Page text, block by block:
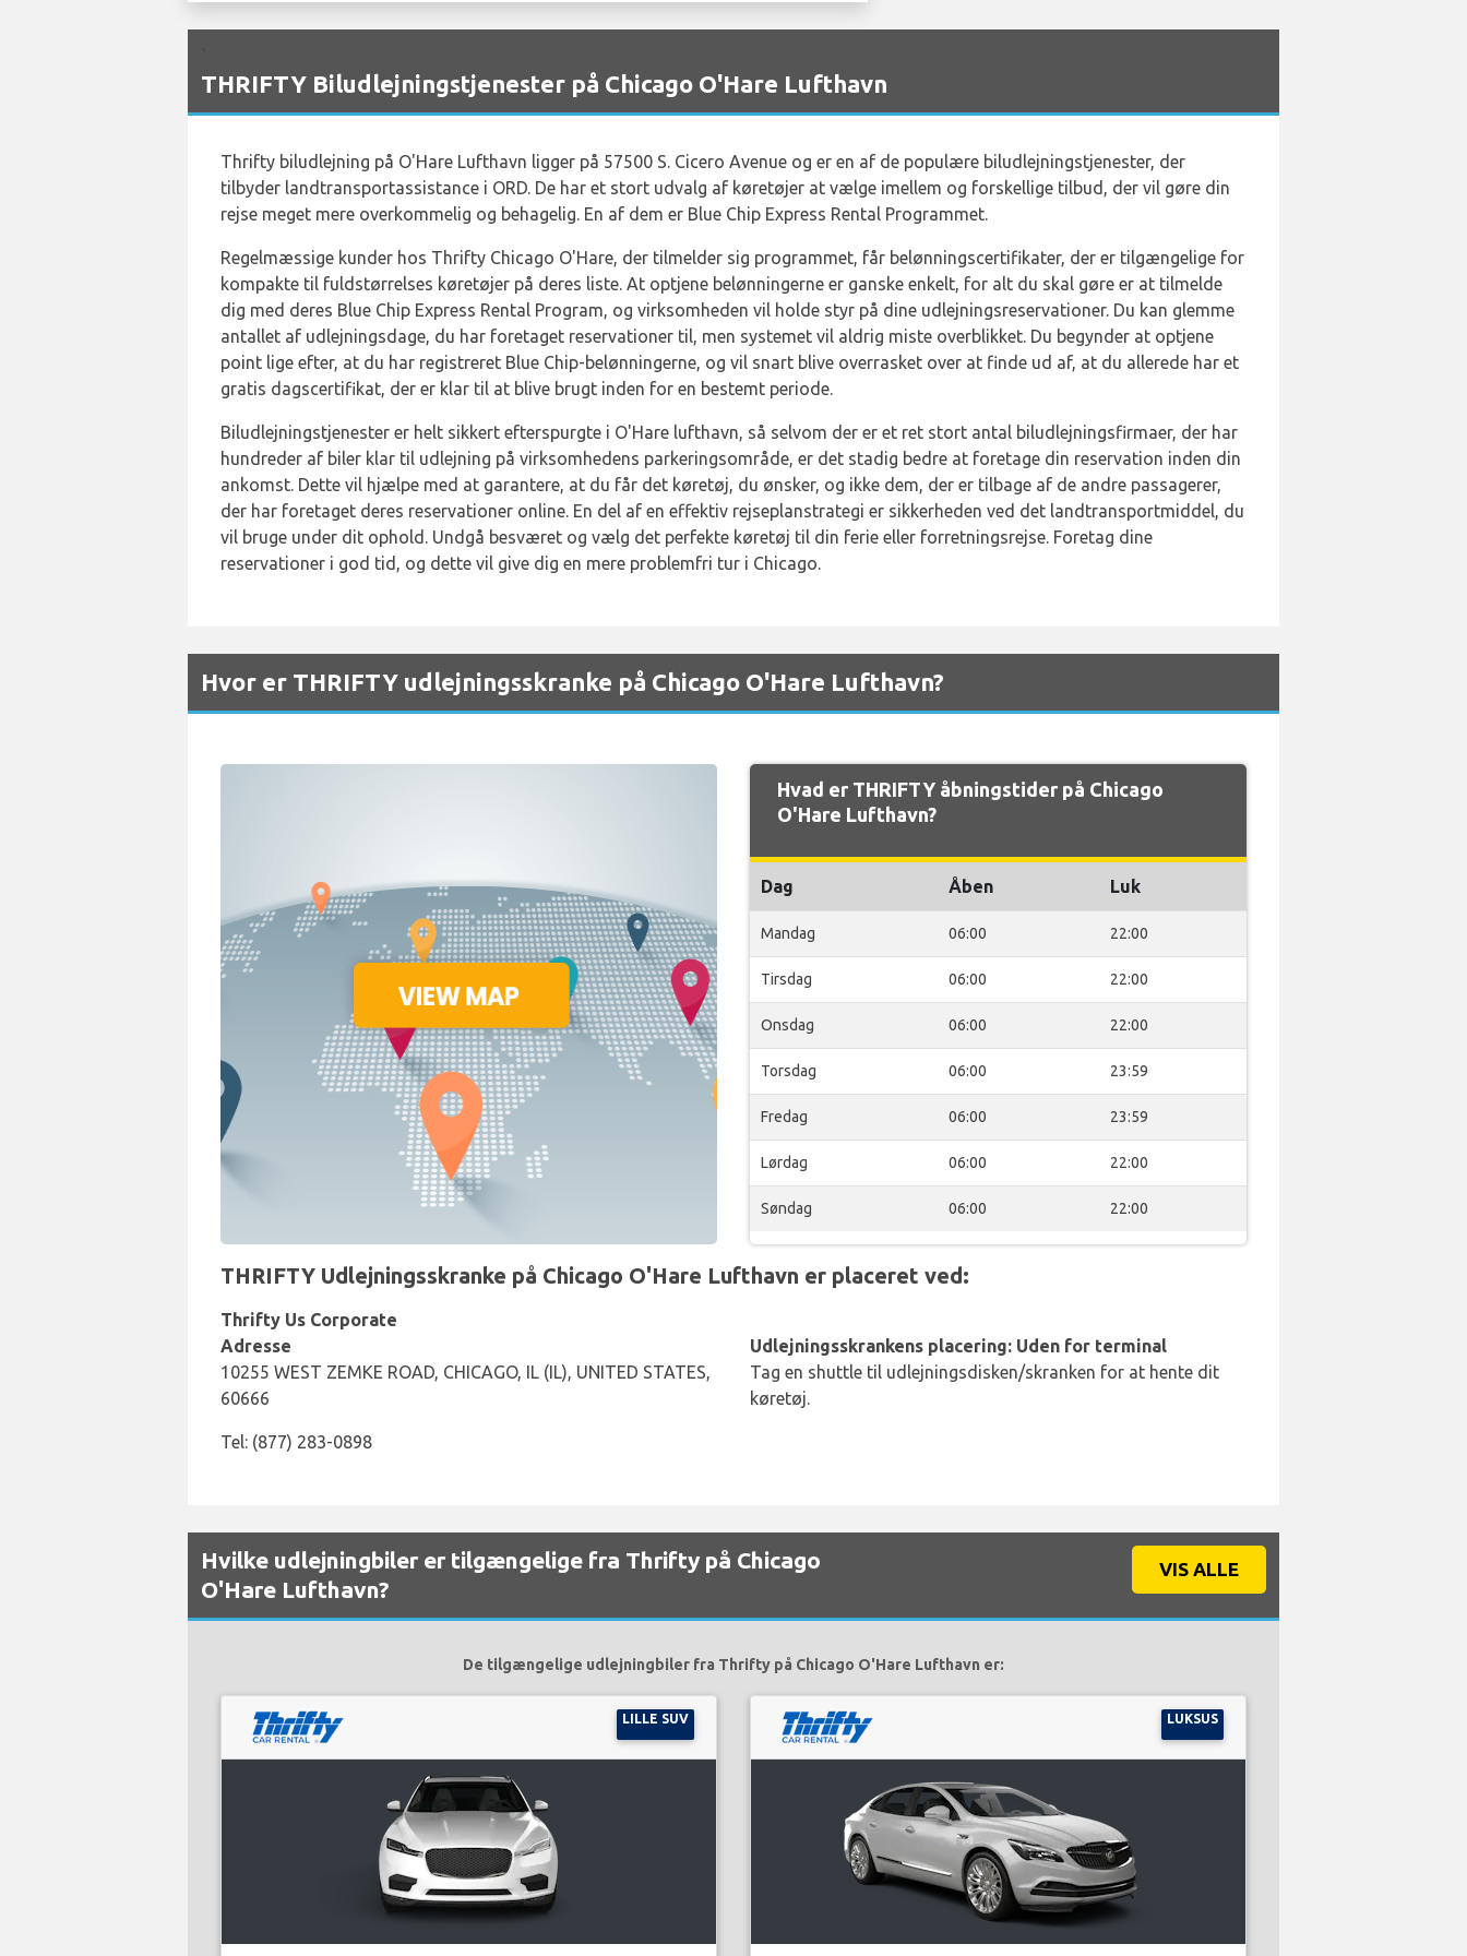
THRIFTY Biludlejningstjenester på Chicago O'Hare Lufthavn
Thrifty biludlejning på O'Hare Lufthavn ligger på 57500 S. Cicero Avenue og er en af de populære biludlejningstjenester, der
tilbyder landtransportassistance i ORD. De har et stort udvalg af køretøjer at vælge imellem og forskellige tilbud, der vil gøre din
rejse meget mere overkommelig og behagelig. En af dem er Blue Chip Express Rental Programmet.
Regelmæssige kunder hos Thrifty Chicago O'Hare, der tilmelder sig programmet, får belønningscertifikater, der er tilgængelige for
kompakte til fuldstørrelses køretøjer på deres liste. At optjene belønningerne er ganske enkelt, for alt du skal gøre er at tilmelde
dig med deres Blue Chip Express Rental Program, og virksomheden vil holde styr på dine udlejningsreservationer. Du kan glemme
antallet af udlejningsdage, du har foretaget reservationer til, men systemet vil aldrig miste overblikket. Du begynder at optjene
point lige efter, at du har registreret Blue Chip-belønningerne, og vil snart blive overrasket over at finde ud af, at du allerede har et
gratis dagscertifikat, der er klar til at blive brugt inden for en bestemt periode.
Biludlejningstjenester er helt sikkert efterspurgte i O'Hare lufthavn, så selvom der er et ret stort antal biludlejningsfirmaer, der har
hundreder af biler klar til udlejning på virksomhedens parkeringsområde, er det stadig bedre at foretage din reservation inden din
ankomst. Dette vil hjælpe med at garantere, at du får det køretøj, du ønsker, og ikke dem, der er tilbage af de andre passagerer,
der har foretaget deres reservationer online. En del af en effektiv rejseplanstrategi er sikkerheden ved det landtransportmiddel, du
vil bruge under dit ophold. Undgå besværet og vælg det perfekte køretøj til din ferie eller forretningsrejse. Foretag dine
reservationer i god tid, og dette vil give dig en mere problemfri tur i Chicago.
Hvor er THRIFTY udlejningsskranke på Chicago O'Hare Lufthavn?
Hvad er THRIFTY åbningstider på Chicago
O'Hare Lufthavn?
Dag Åben Luk
Mandag 06:00 22:00
Tirsdag 06:00 22:00
Onsdag 06:00 22:00
Torsdag 06:00 23:59
Fredag 06:00 23:59
Lørdag 06:00 22:00
Søndag 06:00 22:00
THRIFTY Udlejningsskranke på Chicago O'Hare Lufthavn er placeret ved:
Thrifty Us Corporate
Adresse
10255 WEST ZEMKE ROAD, CHICAGO, IL (IL), UNITED STATES,
60666
Tel: (877) 283-0898
Udlejningsskrankens placering: Uden for terminal
Tag en shuttle til udlejningsdisken/skranken for at hente dit
køretøj.
Hvilke udlejningbiler er tilgængelige fra Thrifty på Chicago
O'Hare Lufthavn?
VIS ALLE
De tilgængelige udlejningbiler fra Thrifty på Chicago O'Hare Lufthavn er:
LILLE SUV LUKSUS